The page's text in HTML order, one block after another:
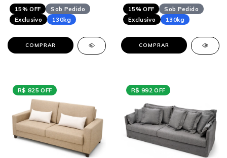
15% OFF
Sob Pedido
Exclusivo
130kg
COMPRAR
15% OFF
Sob Pedido
Exclusivo
130kg
COMPRAR
R$ 825 OFF R$ 992 OFF